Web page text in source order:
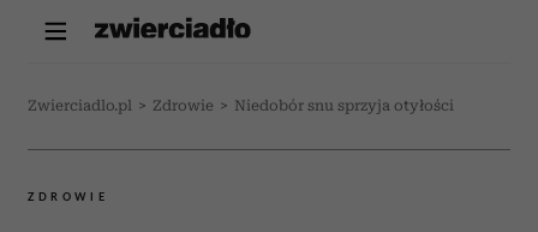
Zwierciadlo.pl > Zdrowie > Niedobór snu sprzyja otyłości
ZDROWIE